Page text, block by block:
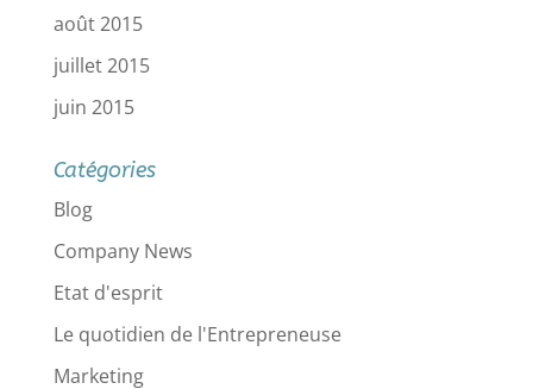
août 2015
juillet 2015
juin 2015
Catégories
Blog
Company News
Etat d'esprit
Le quotidien de l'Entrepreneuse
Marketing